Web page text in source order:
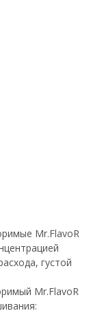
Mr.FlavoR
густой
Mr.FlavoR